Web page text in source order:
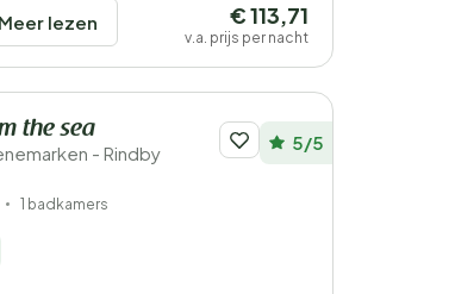
Meer lezen € 113,71
v.a. prijs per nacht
the sea
- Rindby
5/5
1 badkamers